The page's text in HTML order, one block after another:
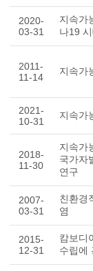
2020-
03-31
지속가
나19
2011-
11-14
지속가
2021-
10-31
지속가
2018-
11-30
지속가
국가자
연구
2007-
03-31
친환경
염
2015-
12-31
캄보디
수립에